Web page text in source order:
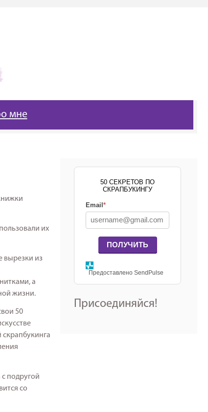
мне
их
вырезки из
а
жизни.
50
подругой
со
50 СЕКРЕТОВ ПО
СКРАПБУКИНГУ
Email *
ПОЛУЧИТЬ
Предоставлено SendPulse
Присоединяйся!